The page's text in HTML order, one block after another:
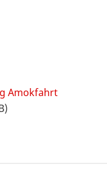
Amokfahrt